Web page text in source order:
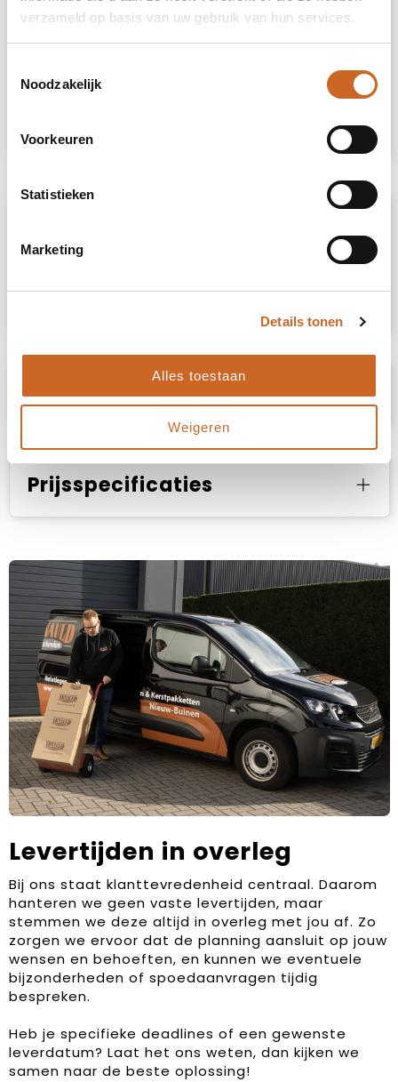
verzameld op basis van uw gebruik van hun services.
Noodzakelijk
Voorkeuren
Statistieken
Marketing
Details tonen
Alles toestaan
Weigeren
Lichtgewicht sneakers in PU met rubberen
Specificaties
Prijsspecificaties
Levertijden in overleg
Bij ons staat klanttevredenheid centraal. Daarom
hanteren we geen vaste levertijden, maar
stemmen we deze altijd in overleg met jou af. Zo
zorgen we ervoor dat de planning aansluit op jouw
wensen en behoeften, en kunnen we eventuele
bijzonderheden of spoedaanvragen tijdig
bespreken.
Heb je specifieke deadlines of een gewenste
leverdatum? Laat het ons weten, dan kijken we
samen naar de beste oplossing!